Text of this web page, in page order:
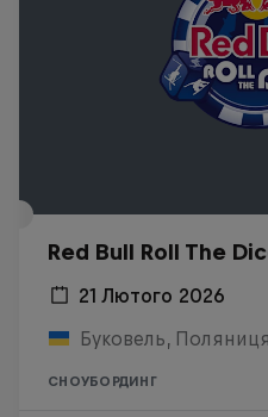
Red Bull Roll The
21 Лютого 2026
Буковель,
СНОУБОРДИНГ